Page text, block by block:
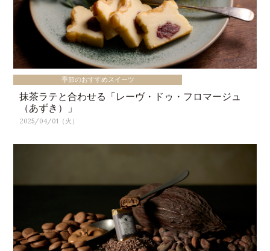
季節のおすすめスイーツ
抹茶ラテと合わせる「レーヴ・ドゥ・フロマージュ
（あずき）」
2025/04/01（火）